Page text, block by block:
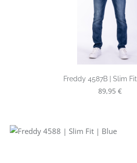
Freddy 4587B | Slim
Regulärer
89,95 €